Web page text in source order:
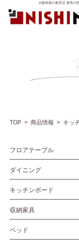
大阪和泉の家具店 家具の西
TOP 商品情報 キッ
フロアテーブル
ダイニング
キッチンボード
収納家具
ベッド